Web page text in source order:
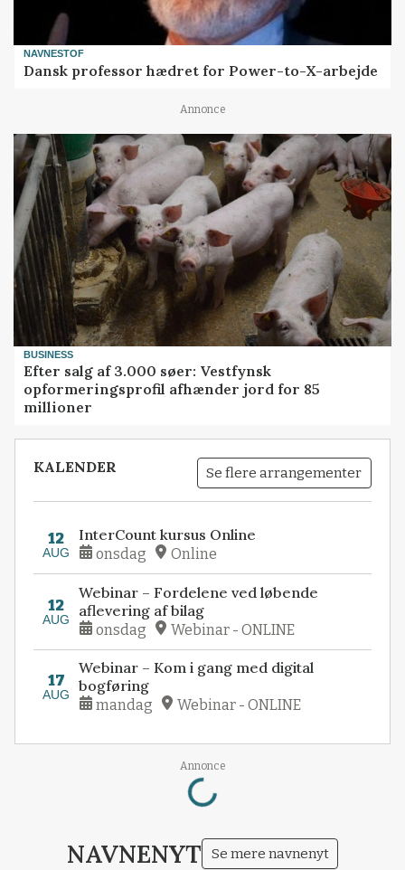
NAVNESTOF
Dansk professor hædret for Power-to-X-arbejde
Annonce
BUSINESS
Efter salg af 3.000 søer: Vestfynsk
opformeringsprofil afhænder jord for 85
millioner
KALENDER Se flere arrangementer
12
AUG
InterCount kursus Online
onsdag Online
12
AUG
Webinar – Fordelene ved løbende
aflevering af bilag
onsdag Webinar - ONLINE
17
AUG
Webinar – Kom i gang med digital
bogføring
mandag Webinar - ONLINE
Annonce
Loading...
NAVNENYT Se mere navnenyt